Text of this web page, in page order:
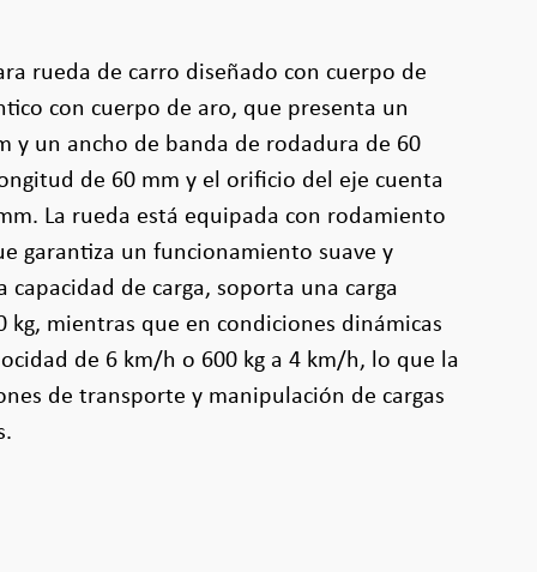
rueda de carro diseñado con cuerpo de
con cuerpo de aro, que presenta un
y un ancho de banda de rodadura de 60
de 60 mm y el orificio del eje cuenta
La rueda está equipada con rodamiento
garantiza un funcionamiento suave y
capacidad de carga, soporta una carga
kg, mientras que en condiciones dinámicas
de 6 km/h o 600 kg a 4 km/h, lo que la
de transporte y manipulación de cargas